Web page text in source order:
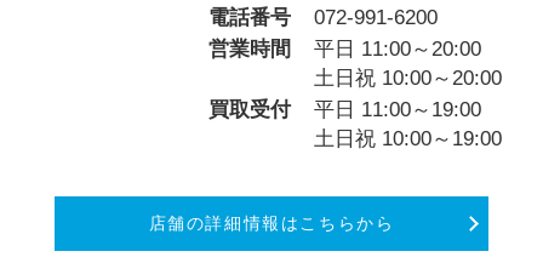
電話番号
072-991-6200
営業時間
平日 11:00～20:00
土日祝 10:00～20:00
買取受付
平日 11:00～19:00
土日祝 10:00～19:00
店舗の詳細情報はこちらから